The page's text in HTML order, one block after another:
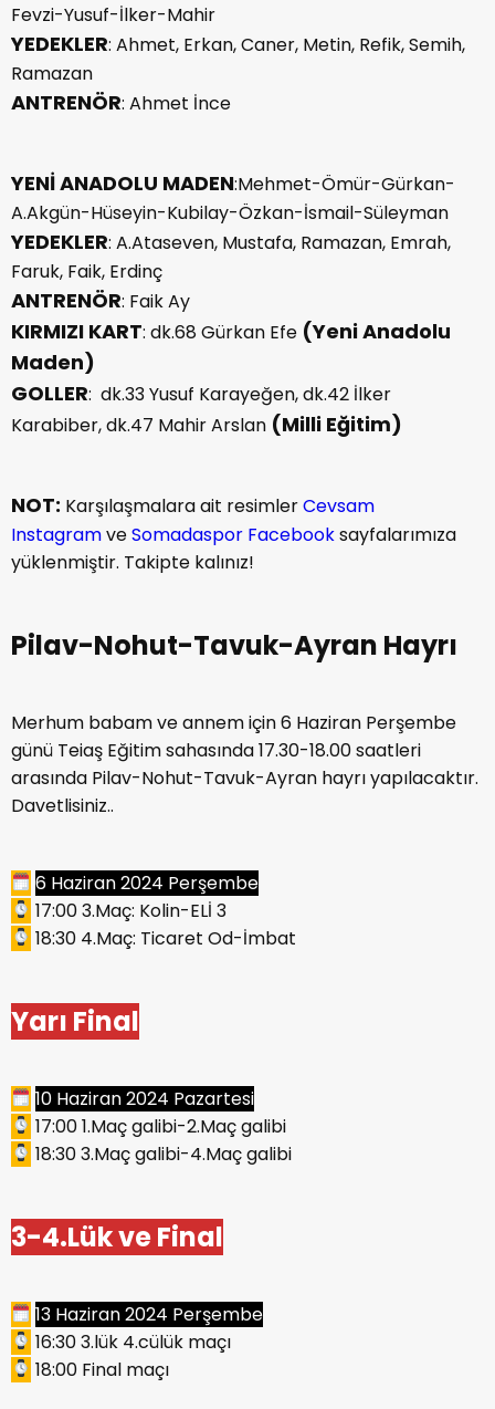
Fevzi-Yusuf-İlker-Mahir
YEDEKLER: Ahmet, Erkan, Caner, Metin, Refik, Semih,
Ramazan
ANTRENÖR: Ahmet İnce
YENİ ANADOLU MADEN:Mehmet-Ömür-Gürkan-
A.Akgün-Hüseyin-Kubilay-Özkan-İsmail-Süleyman
YEDEKLER: A.Ataseven, Mustafa, Ramazan, Emrah,
Faruk, Faik, Erdinç
ANTRENÖR: Faik Ay
KIRMIZI KART: dk.68 Gürkan Efe (Yeni Anadolu
Maden)
GOLLER: dk.33 Yusuf Karayeğen, dk.42 İlker
Karabiber, dk.47 Mahir Arslan (Milli Eğitim)
NOT: Karşılaşmalara ait resimlerCevsam
InstagramveSomadaspor Facebooksayfalarımıza
yüklenmiştir. Takipte kalınız!
Pilav-Nohut-Tavuk-Ayran Hayrı
Merhum babam ve annem için 6 Haziran Perşembe
günü Teiaş Eğitim sahasında 17.30-18.00 saatleri
arasında Pilav-Nohut-Tavuk-Ayran hayrı yapılacaktır.
Davetlisiniz..
6 Haziran 2024 Perşembe
17:00 3.Maç: Kolin-ELİ 3
18:30 4.Maç: Ticaret Od-İmbat
Yarı Final
10 Haziran 2024 Pazartesi
17:00 1.Maç galibi-2.Maç galibi
18:30 3.Maç galibi-4.Maç galibi
3-4.Lük ve Final
13 Haziran 2024 Perşembe
16:30 3.lük 4.cülük maçı
18:00 Final maçı